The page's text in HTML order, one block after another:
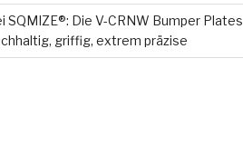
SQMIZE®: Die V-CRNW Bumper Plates
griffig, extrem präzise